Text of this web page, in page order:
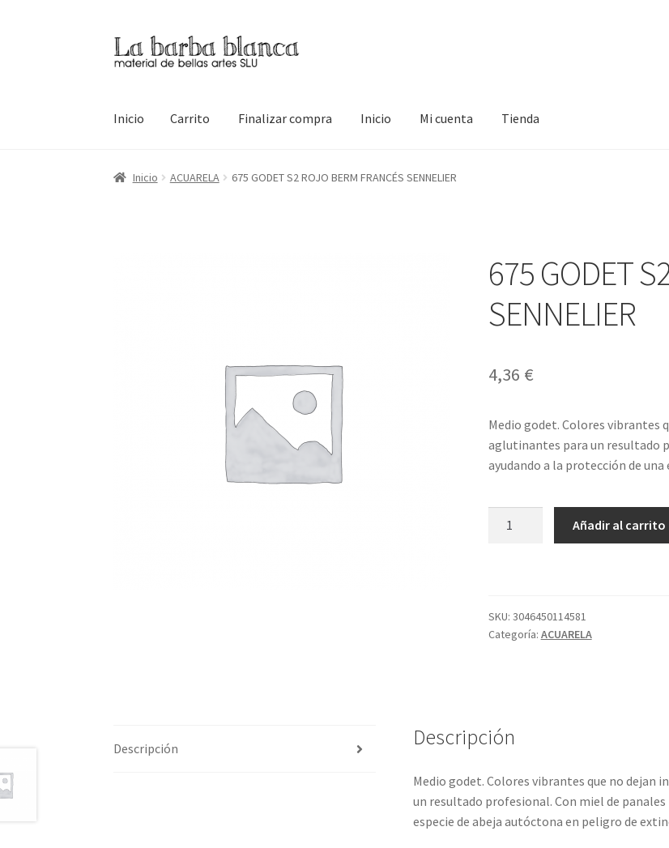
Ir
a
Ir
al
Inicio Carrito Finalizar compra Inicio Mi cuenta Tienda
Inicio CarritoFinalizar compraInicio Mi cuenta Tienda
Inicio ACUARELA 675 GODET S2 ROJO BERM FRANCÉS SENNELIER
675 GODET
SENNELIER
4,36 €
Medio godet. Colores vibrantes
aglutinantes para un resultado
ayudando a la protección de
FRANCÉS
SENNELIER
Añadir al carrito
SKU: 3046450114581
Categoría: ACUARELA
Descripción Descripción
Medio godet. Colores vibrantes que no
un resultado profesional. Con miel de
especie de abeja autóctona en peligro de